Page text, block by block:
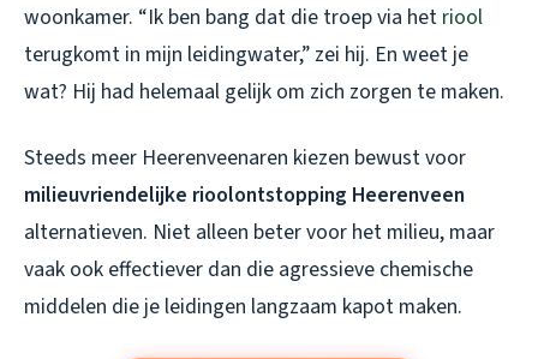
woonkamer. “Ik ben bang dat die troep via het riool
terugkomt in mijn leidingwater,” zei hij. En weet je
wat? Hij had helemaal gelijk om zich zorgen te maken.
Steeds meer Heerenveenaren kiezen bewust voor
milieuvriendelijke rioolontstopping Heerenveen
alternatieven. Niet alleen beter voor het milieu, maar
vaak ook effectiever dan die agressieve chemische
middelen die je leidingen langzaam kapot maken.